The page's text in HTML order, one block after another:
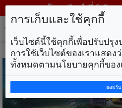
วันอาทิตย์ ที่ 9 สิงห
การเก็บและใช้คุกกี้
เว็บไซต์นี้ใช้คุกกี้เพื่อปรับปรุ
การใช้เว็บไซต์ของเราแสด
ทั้งหมดตามนโยบายคุกกี้ของ
ยอมรับ